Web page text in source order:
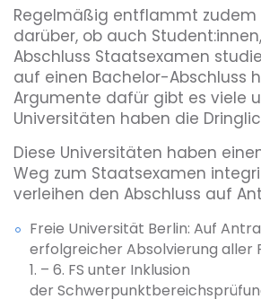
Regelmäßig entflammt zudem
darüber, ob auch
Abschluss Staatsexamen
auf einen Bachelor-Abschluss
Argumente dafür gibt es viele
Universitäten haben die
Diese Universitäten haben
Weg zum Staatsexamen
verleihen den Abschluss auf
Freie Universität Berlin: Auf
erfolgreicher Absolvierung aller
1. – 6. FS unter Inklusion
der